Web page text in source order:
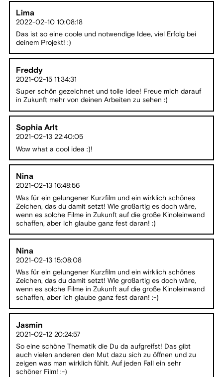
Lima
2022-02-10 10:08:18
Das ist so eine coole und notwendige Idee, viel Erfolg bei
deinem Projekt! :)
Freddy
2021-02-15 11:34:31
Super schön gezeichnet und tolle Idee! Freue mich darauf
in Zukunft mehr von deinen Arbeiten zu sehen :)
Sophia Arlt
2021-02-13 22:40:05
Wow what a cool idea :)!
Nina
2021-02-13 16:48:56
Was für ein gelungener Kurzfilm und ein wirklich schönes
Zeichen, das du damit setzt! Wie großartig es doch wäre,
wenn es solche Filme in Zukunft auf die große Kinoleinwand
schaffen, aber ich glaube ganz fest daran! :)
Nina
2021-02-13 15:08:08
Was für ein gelungener Kurzfilm und ein wirklich schönes
Zeichen, das du damit setzt! Wie großartig es doch wäre,
wenn es solche Filme in Zukunft auf die große Kinoleinwand
schaffen, aber ich glaube ganz fest daran! :-)
Jasmin
2021-02-12 20:24:57
So eine schöne Thematik die Du da aufgreifst! Das gibt
auch vielen anderen den Mut dazu sich zu öffnen und zu
zeigen was man wirklich fühlt. Auf jeden Fall ein sehr
schöner Film! :-)